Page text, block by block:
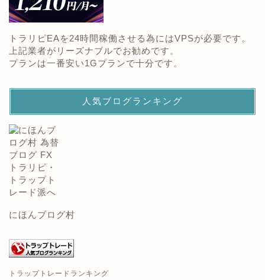
トラリピEAを24時間稼働させる為にはVPSが必要です。
上記業者がリーズナブルでお勧めです。
プランは一番安い1Gプランで十分です。
人気ブログランキング
にほんブログ村
トラップトレードランキング